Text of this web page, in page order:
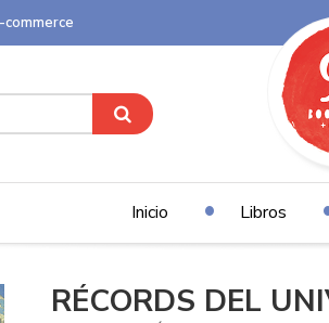
commerce
Inicio Libros
RÉCORDS DEL